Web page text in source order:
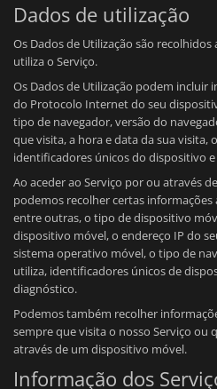
Dados de utilização
Os Dados de Utilização são
utiliza o Serviço.
Os Dados de Utilização podem incluir
do Protocolo Internet do seu
tipo de navegador, versão do
que visita, a hora e data da sua visita,
identificadores únicos do dispositivo
Ao aceder ao Serviço por ou através
podemos recolher certas
entre outras, o tipo de dispositivo
dispositivo móvel, o endereço IP do
sistema operativo móvel, o tipo de
utiliza, identificadores únicos de
diagnóstico.
Podemos também recolher
sempre que visita o nosso Serviço ou
através de um dispositivo móvel.
Informação dos